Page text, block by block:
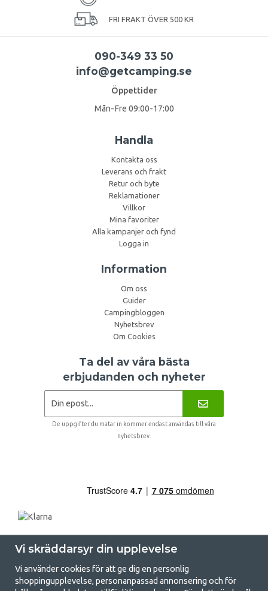
FRI FRAKT ÖVER 500 KR
090-349 33 50
info@getcamping.se
Öppettider
Mån-Fre 09:00-17:00
Handla
Kontakta oss
Leverans och frakt
Retur och byte
Reklamationer
Villkor
Mina favoriter
Alla kampanjer och fynd
Logga in
Information
Om oss
Guider
Campingbloggen
Nyhetsbrev
Om Cookies
Ta del av våra bästa
erbjudanden och nyheter
De uppgifter du matar in kommer endast användas till våra
nyhetsbrev.
Vi skräddarsyr din upplevelse
Vi använder cookies för att ge dig en personlig
shoppingupplevelse, personanpassad annonsering och för